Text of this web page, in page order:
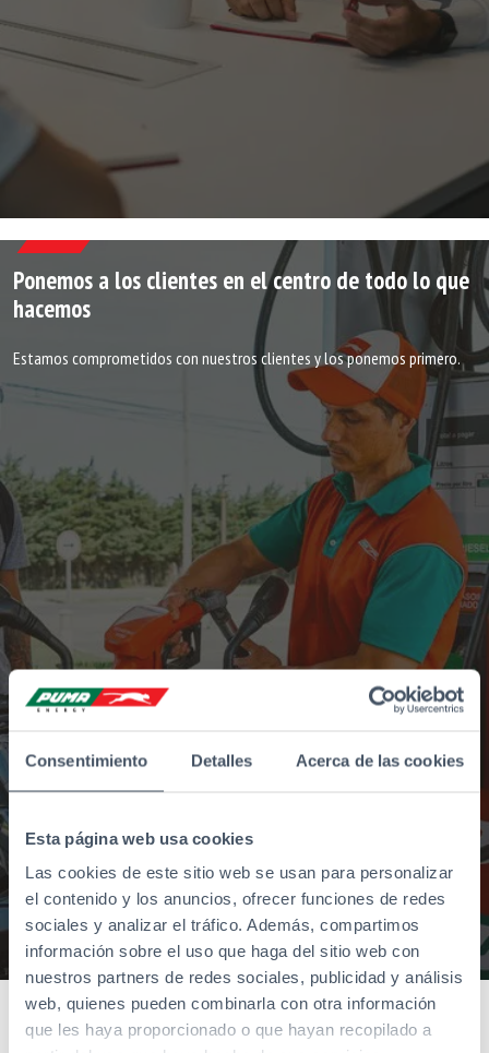
Consentimiento Detalles Acerca de las cookies
Esta página web usa cookies
Las cookies de este sitio web se usan para personalizar
el contenido y los anuncios, ofrecer funciones de redes
sociales y analizar el tráfico. Además, compartimos
información sobre el uso que haga del sitio web con
nuestros partners de redes sociales, publicidad y análisis
web, quienes pueden combinarla con otra información
que les haya proporcionado o que hayan recopilado a
Ponemos a los clientes en el centro de todo lo que
hacemos​
Estamos comprometidos con nuestros clientes y los ponemos primero.